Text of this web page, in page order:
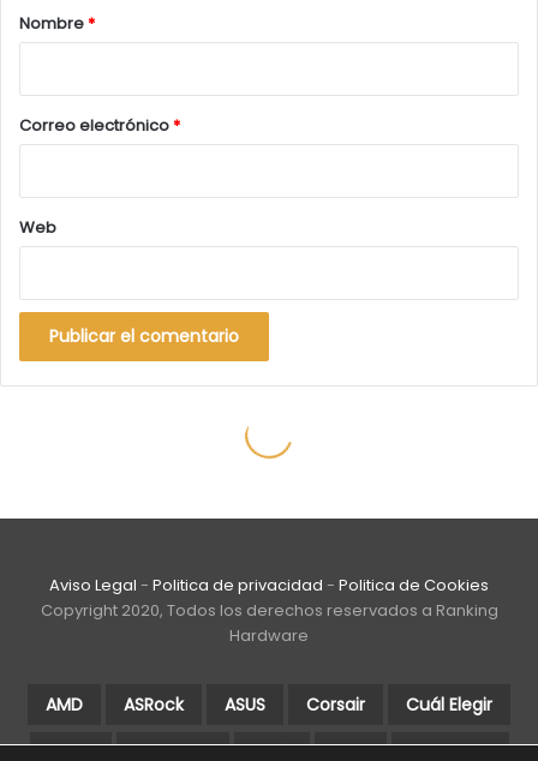
Aviso Legal - Politica de privacidad - Politica de Cookies
Copyright 2020, Todos los derechos reservados a Ranking
Hardware
AMD ASRock ASUS Corsair
Cuál Elegir
DDR4
Gigabyte Guía Intel Intel Core